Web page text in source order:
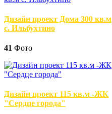
Дизайн проект Дома 300 кв.м
с. Ильбухтино
41 Фото
Дизайн проект 115 кв.м -ЖК
"Сердце города"